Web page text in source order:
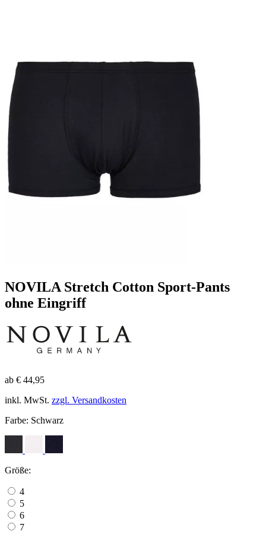
NOVILA Stretch Cotton Sport-Pants
ohne Eingriff
ab € 44,95
inkl. MwSt. zzgl. Versandkosten
Farbe: Schwarz
Größe:
4
5
6
7